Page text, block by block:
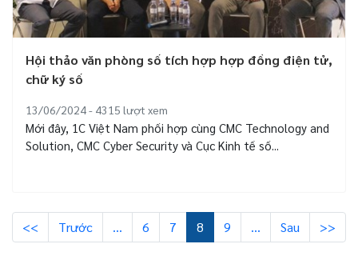
Hội thảo văn phòng số tích hợp hợp đồng điện tử,
chữ ký số
13/06/2024 - 4315 lượt xem
Mới đây, 1C Việt Nam phối hợp cùng CMC Technology and
Solution, CMC Cyber Security và Cục Kinh tế số...
<< Trước … 6 7 8 9 … Sau >>